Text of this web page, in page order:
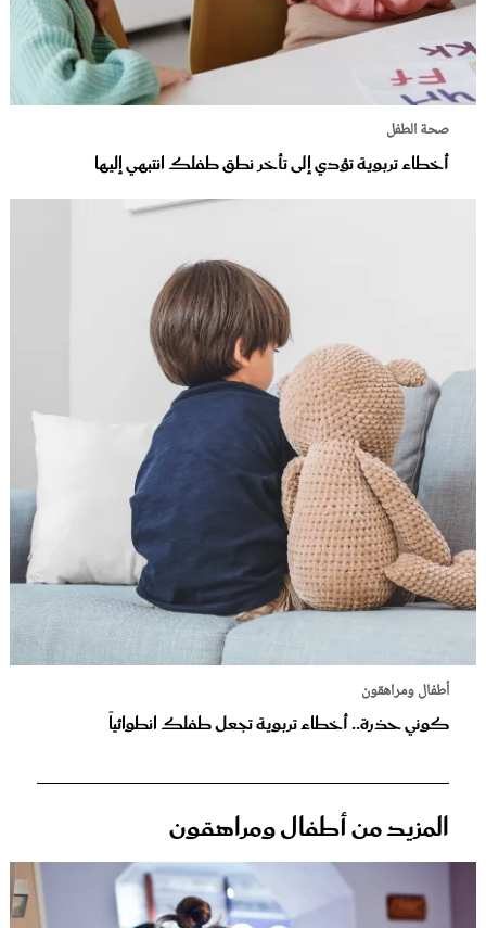
صحة الطفل
أخطاء تربوية تؤدي إلى تأخر نطق طفلك انتبهي إليها
أطفال ومراهقون
كوني حذرة.. أخطاء تربوية تجعل طفلك انطوائياً
المزيد من أطفال ومراهقون